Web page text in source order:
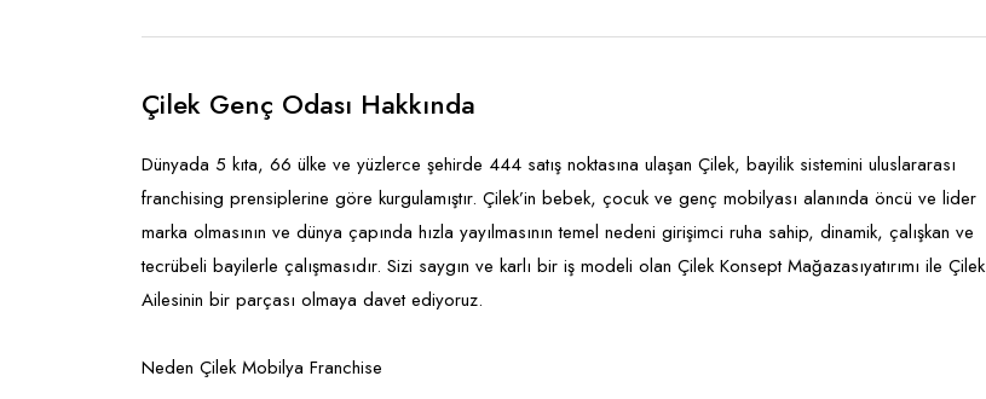
Çilek Genç Odası Hakkında
Dünyada 5 kıta, 66 ülke ve yüzlerce şehirde 444 satış noktasına ulaşan Çilek, bayilik sistemini uluslararası
franchising prensiplerine göre kurgulamıştır. Çilek’in bebek, çocuk ve genç mobilyası alanında öncü ve lider
marka olmasının ve dünya çapında hızla yayılmasının temel nedeni girişimci ruha sahip, dinamik, çalışkan ve
tecrübeli bayilerle çalışmasıdır. Sizi saygın ve karlı bir iş modeli olan Çilek Konsept Mağazasıyatırımı ile Çilek
Ailesinin bir parçası olmaya davet ediyoruz.
Neden Çilek Mobilya Franchise